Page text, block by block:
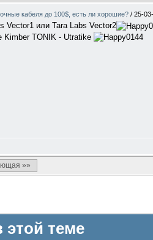
кабеля до 100$, есть ли хорошие? / 25-
Vector1 или Tara Labs Vector2
Kimber TONIK - Utratike
»»
теме